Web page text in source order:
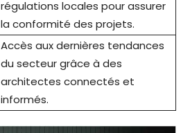
régulations locales pour assurer
la conformité des projets.
Accès aux dernières tendances
du secteur grâce à des
architectes connectés et
informés.